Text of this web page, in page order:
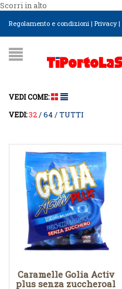
Scorri in alto
Regolamento e condizioni | Privacy|
VEDI COME:
VEDI:32 64 TUTTI
Caramelle Golia Activ
plus senza zuccheroal